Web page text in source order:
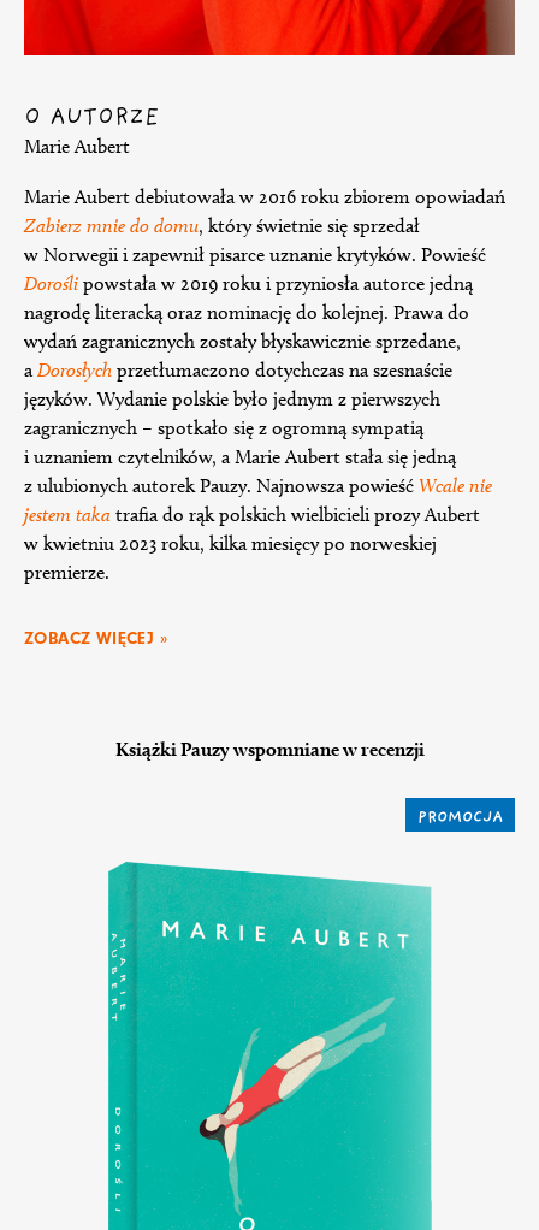
O AUTORZE
Marie Aubert
Marie Aubert debiutowała w 2016 roku zbiorem opowiadań
Zabierz mnie do domu, który świetnie się sprzedał
w Norwegii i zapewnił pisarce uznanie krytyków. Powieść
Dorośli powstała w 2019 roku i przyniosła autorce jedną
nagrodę literacką oraz nominację do kolejnej. Prawa do
wydań zagranicznych zostały błyskawicznie sprzedane,
a Dorosłych przetłumaczono dotychczas na szesnaście
języków. Wydanie polskie było jednym z pierwszych
zagranicznych – spotkało się z ogromną sympatią
i uznaniem czytelników, a Marie Aubert stała się jedną
z ulubionych autorek Pauzy. Najnowsza powieść Wcale nie
jestem taka trafia do rąk polskich wielbicieli prozy Aubert
w kwietniu 2023 roku, kilka miesięcy po norweskiej
premierze.
ZOBACZ WIĘCEJ »
Książki Pauzy wspomniane w recenzji
PROMOCJA